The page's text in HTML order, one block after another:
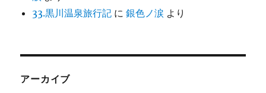
33.黒川温泉旅行記 に銀色ノ涙 より
アーカイブ